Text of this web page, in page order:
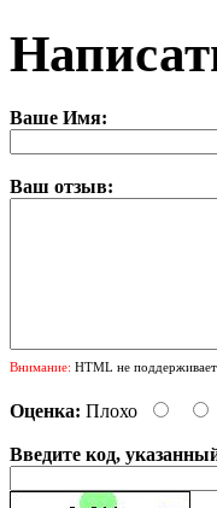
Ваше Имя:
Ваш отзыв:
Внимание: HTML не
Оценка: Плохо
Введите код,